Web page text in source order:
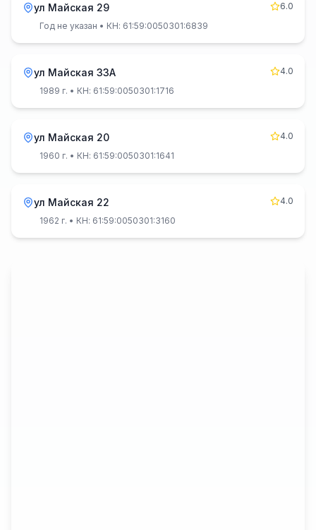
ул Майская 29
6.0
Год не указан • КН: 61:59:0050301:6839
ул Майская 33А
4.0
1989 г. • КН: 61:59:0050301:1716
ул Майская 20
4.0
1960 г. • КН: 61:59:0050301:1641
ул Майская 22
4.0
1962 г. • КН: 61:59:0050301:3160